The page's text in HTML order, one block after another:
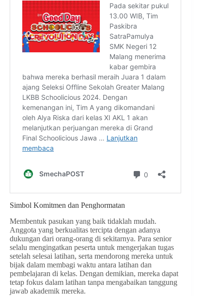
Simbol Komitmen dan Penghormatan
Membentuk pasukan yang baik tidaklah mudah.
Anggota yang berkualitas tercipta dengan adanya
dukungan dari orang-orang di sekitarnya. Para senior
selalu mengingatkan peserta untuk mengerjakan tugas
setelah selesai latihan, serta mendorong mereka untuk
bijak dalam membagi waktu antara latihan dan
pembelajaran di kelas. Dengan demikian, mereka dapat
tetap fokus dalam latihan tanpa mengabaikan tanggung
jawab akademik mereka.